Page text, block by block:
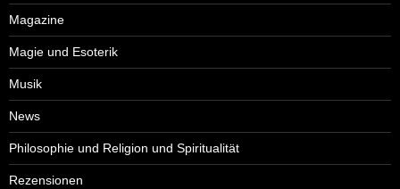
Magazine
Magie und Esoterik
Musik
News
Philosophie und Religion und Spiritualität
Rezensionen